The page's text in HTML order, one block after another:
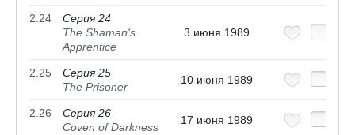
2.24
Серия 24
The Shaman's
Apprentice
3 июня 1989
2.25
Серия 25
The Prisoner
10 июня 1989
2.26
Серия 26
Coven of Darkness
17 июня 1989